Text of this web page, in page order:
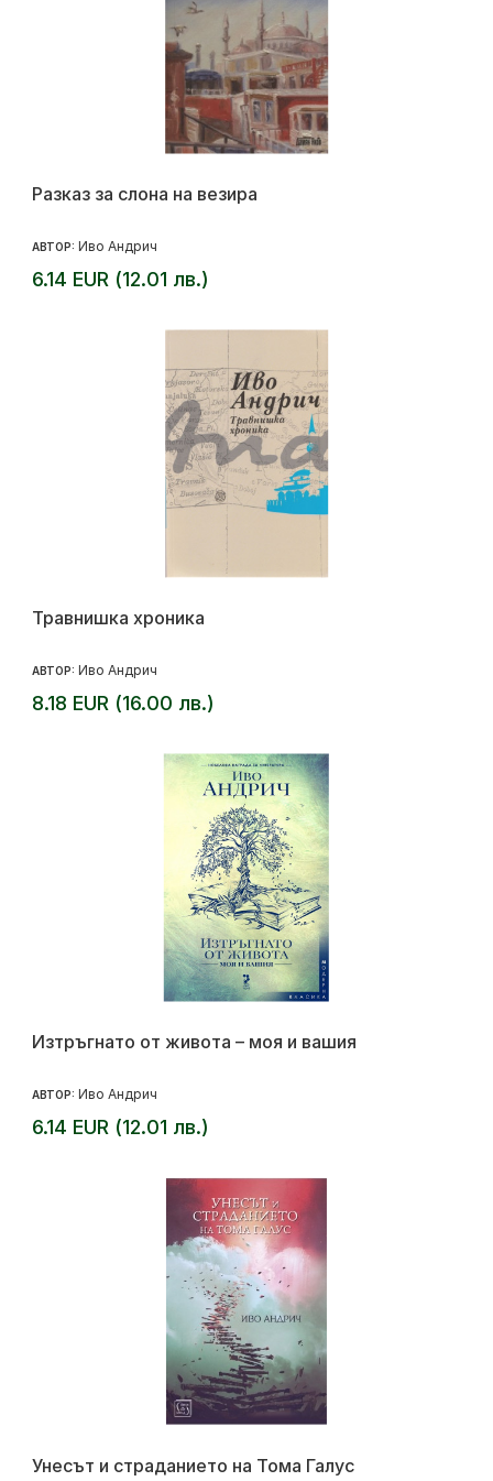
Разказ за слона на везира
АВТОР: Иво Андрич
6.14 EUR (12.01 лв.)
Травнишка хроника
АВТОР: Иво Андрич
8.18 EUR (16.00 лв.)
Изтръгнато от живота – моя и вашия
АВТОР: Иво Андрич
6.14 EUR (12.01 лв.)
Унесът и страданието на Тома Галус